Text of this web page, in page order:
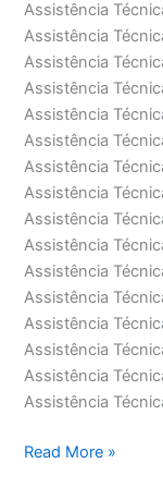
Assistência
Assistência
Assistência
Assistência
Assistência
Assistência
Assistência
Assistência
Assistência
Assistência
Assistência
Assistência
Assistência
Assistência
Assistência
Assistência
Assistência
Read More »